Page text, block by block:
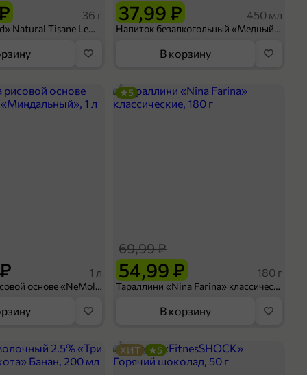
36 г
Чай «Greenfield» Natural Tisane Lemongrass & Schisandra, 20 пирамидок, 36 г
37,99 ₽ 450 мл
Напиток безалкогольный «Медный Великан» Мохито-клубника, 450 мл
В корзину
1 л
Напиток на рисовой основе «NeMoloko» «Миндальный», 1 л
54,99 ₽
69,99 ₽
180 г
Тараллини «Nina Farina» классические, 180 г
5
В корзину
ХИТ 5